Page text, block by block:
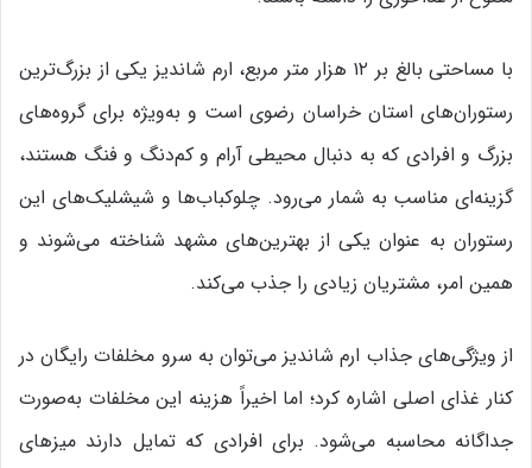
با مساحتی بالغ بر ۱۲ هزار متر مربع، ارم شاندیز یکی از بزرگ‌ترین
رستوران‌های استان خراسان رضوی است و به‌ویژه برای گروه‌های
بزرگ و افرادی که به دنبال محیطی آرام و کم‌دنگ و فنگ هستند،
گزینه‌ای مناسب به شمار می‌رود. چلوکباب‌ها و شیشلیک‌های این
رستوران به عنوان یکی از بهترین‌های مشهد شناخته می‌شوند و
همین امر، مشتریان زیادی را جذب می‌کند.
از ویژگی‌های جذاب ارم شاندیز می‌توان به سرو مخلفات رایگان در
کنار غذای اصلی اشاره کرد؛ اما اخیراً هزینه این مخلفات به‌صورت
جداگانه محاسبه می‌شود. برای افرادی که تمایل دارند میزهای